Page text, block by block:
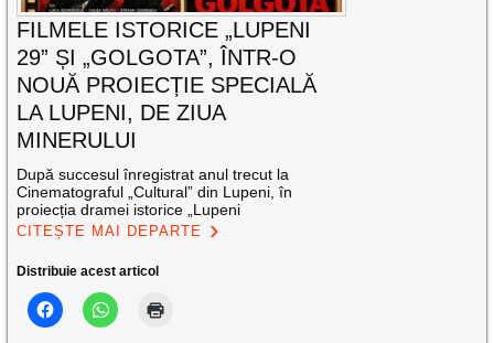
FILMELE ISTORICE „LUPENI
29” ȘI „GOLGOTA”, ÎNTR-O
NOUĂ PROIECȚIE SPECIALĂ
LA LUPENI, DE ZIUA
MINERULUI
După succesul înregistrat anul trecut la
Cinematograful „Cultural” din Lupeni, în
proiecția dramei istorice „Lupeni
CITEȘTE MAI DEPARTE
Distribuie acest articol